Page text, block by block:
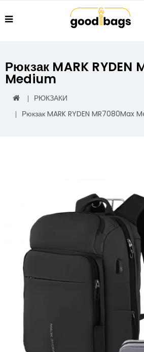
Рюкзак MARK RYDEN
Medium
РЮКЗАКИ
Рюкзак MARK RYDEN MR7080Max